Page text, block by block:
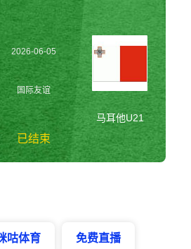
2026-06-05
00:00:00
国际友谊
已结束
马耳他U21
咕体育 免费直播